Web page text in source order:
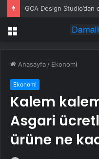
Menü
Anasayfa / Ekonomi
Ekonomi
Kalem
Asgari
ürüne ne